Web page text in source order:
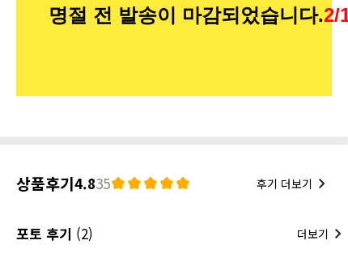
명절 전 발송이 마감되었습니다.2/
상품후기4.835 후기 더보기
포토 후기 (2) 더보기